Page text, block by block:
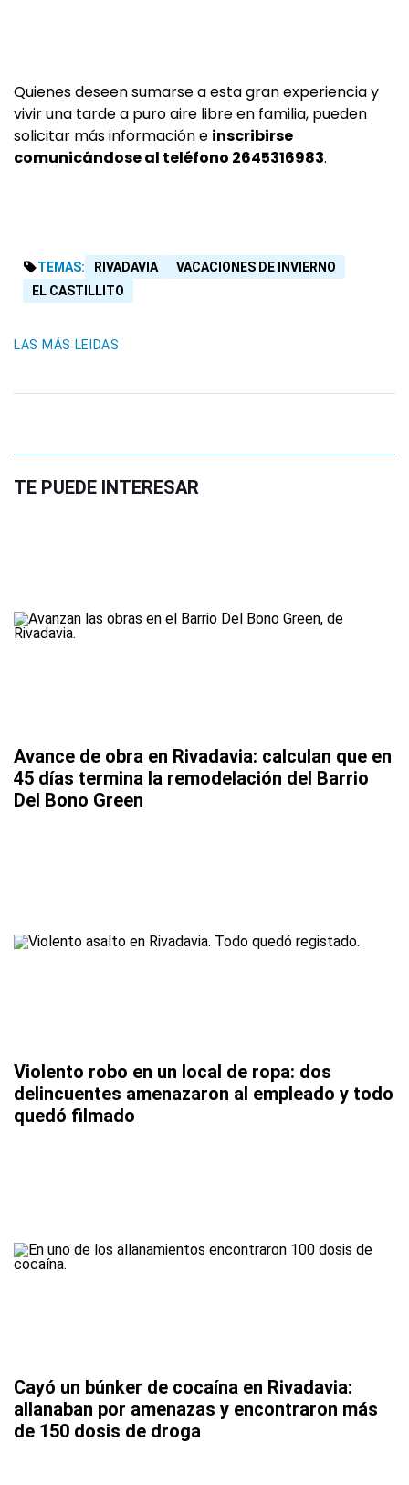
Quienes deseen sumarse a esta gran experiencia y
vivir una tarde a puro aire libre en familia, pueden
solicitar más información e inscribirse
comunicándose al teléfono 2645316983.
TEMAS: RIVADAVIA
VACACIONES DE INVIERNO
EL CASTILLITO
LAS MÁS LEIDAS
TE PUEDE INTERESAR
Avance de obra en Rivadavia: calculan que en
45 días termina la remodelación del Barrio
Del Bono Green
Violento robo en un local de ropa: dos
delincuentes amenazaron al empleado y todo
quedó filmado
Cayó un búnker de cocaína en Rivadavia:
allanaban por amenazas y encontraron más
de 150 dosis de droga